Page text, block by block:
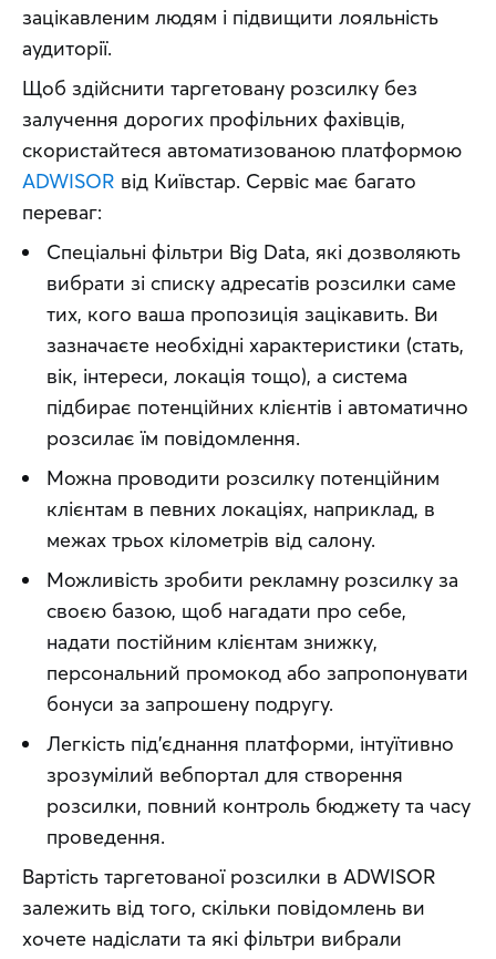
зацікавленим людям і підвищити лояльність
аудиторії.
Щоб здійснити таргетовану розсилку без
залучення дорогих профільних фахівців,
ADWISOR від Київстар. Сервіс має багато
переваг:
Спеціальні фільтри Big Data, які дозволяють
вибрати зі списку адресатів розсилки саме
тих, кого ваша пропозиція зацікавить. Ви
зазначаєте необхідні характеристики (стать,
вік, інтереси, локація тощо), а система
підбирає потенційних клієнтів і автоматично
розсилає їм повідомлення.
Можна проводити розсилку потенційним
клієнтам в певних локаціях, наприклад, в
межах трьох кілометрів від салону.
Можливість зробити рекламну розсилку за
своєю базою, щоб нагадати про себе,
надати постійним клієнтам знижку,
персональний промокод або запропонувати
бонуси за запрошену подругу.
Легкість під’єднання платформи, інтуїтивно
зрозумілий вебпортал для створення
розсилки, повний контроль бюджету та часу
проведення.
Вартість таргетованої розсилки в ADWISOR
залежить від того, скільки повідомлень ви
хочете надіслати та які фільтри вибрали